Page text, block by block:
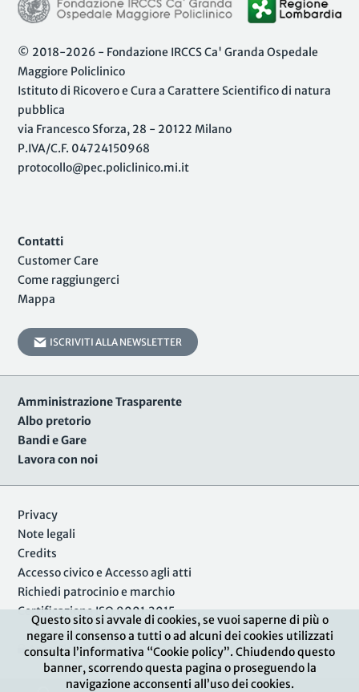
Questo sito si avvale di cookies, se vuoi saperne di più o
negare il consenso a tutti o ad alcuni dei cookies utilizzati
consulta l’informativa “Cookie policy”. Chiudendo questo
banner, scorrendo questa pagina o proseguendo la
navigazione acconsenti all’uso dei cookies.
© 2018-2026 - Fondazione IRCCS Ca' Granda Ospedale
Maggiore Policlinico
Istituto di Ricovero e Cura a Carattere Scientifico di natura
pubblica
via Francesco Sforza, 28 - 20122 Milano
P.IVA/C.F. 04724150968
protocollo@pec.policlinico.mi.it
Contatti
Customer Care
Come raggiungerci
Mappa
ISCRIVITI ALLA NEWSLETTER
Amministrazione Trasparente
Albo pretorio
Bandi e Gare
Lavora con noi
Privacy
Note legali
Credits
Accesso civico e Accesso agli atti
Richiedi patrocinio e marchio
Certificazione ISO 9001:2015
Area Riservata